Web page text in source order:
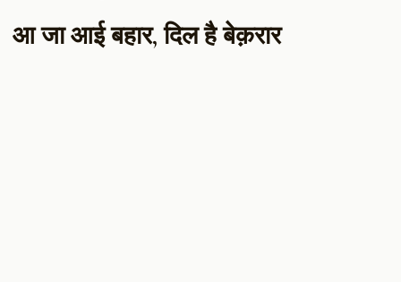
आ जा आई बहार, दिल है बेक़रार